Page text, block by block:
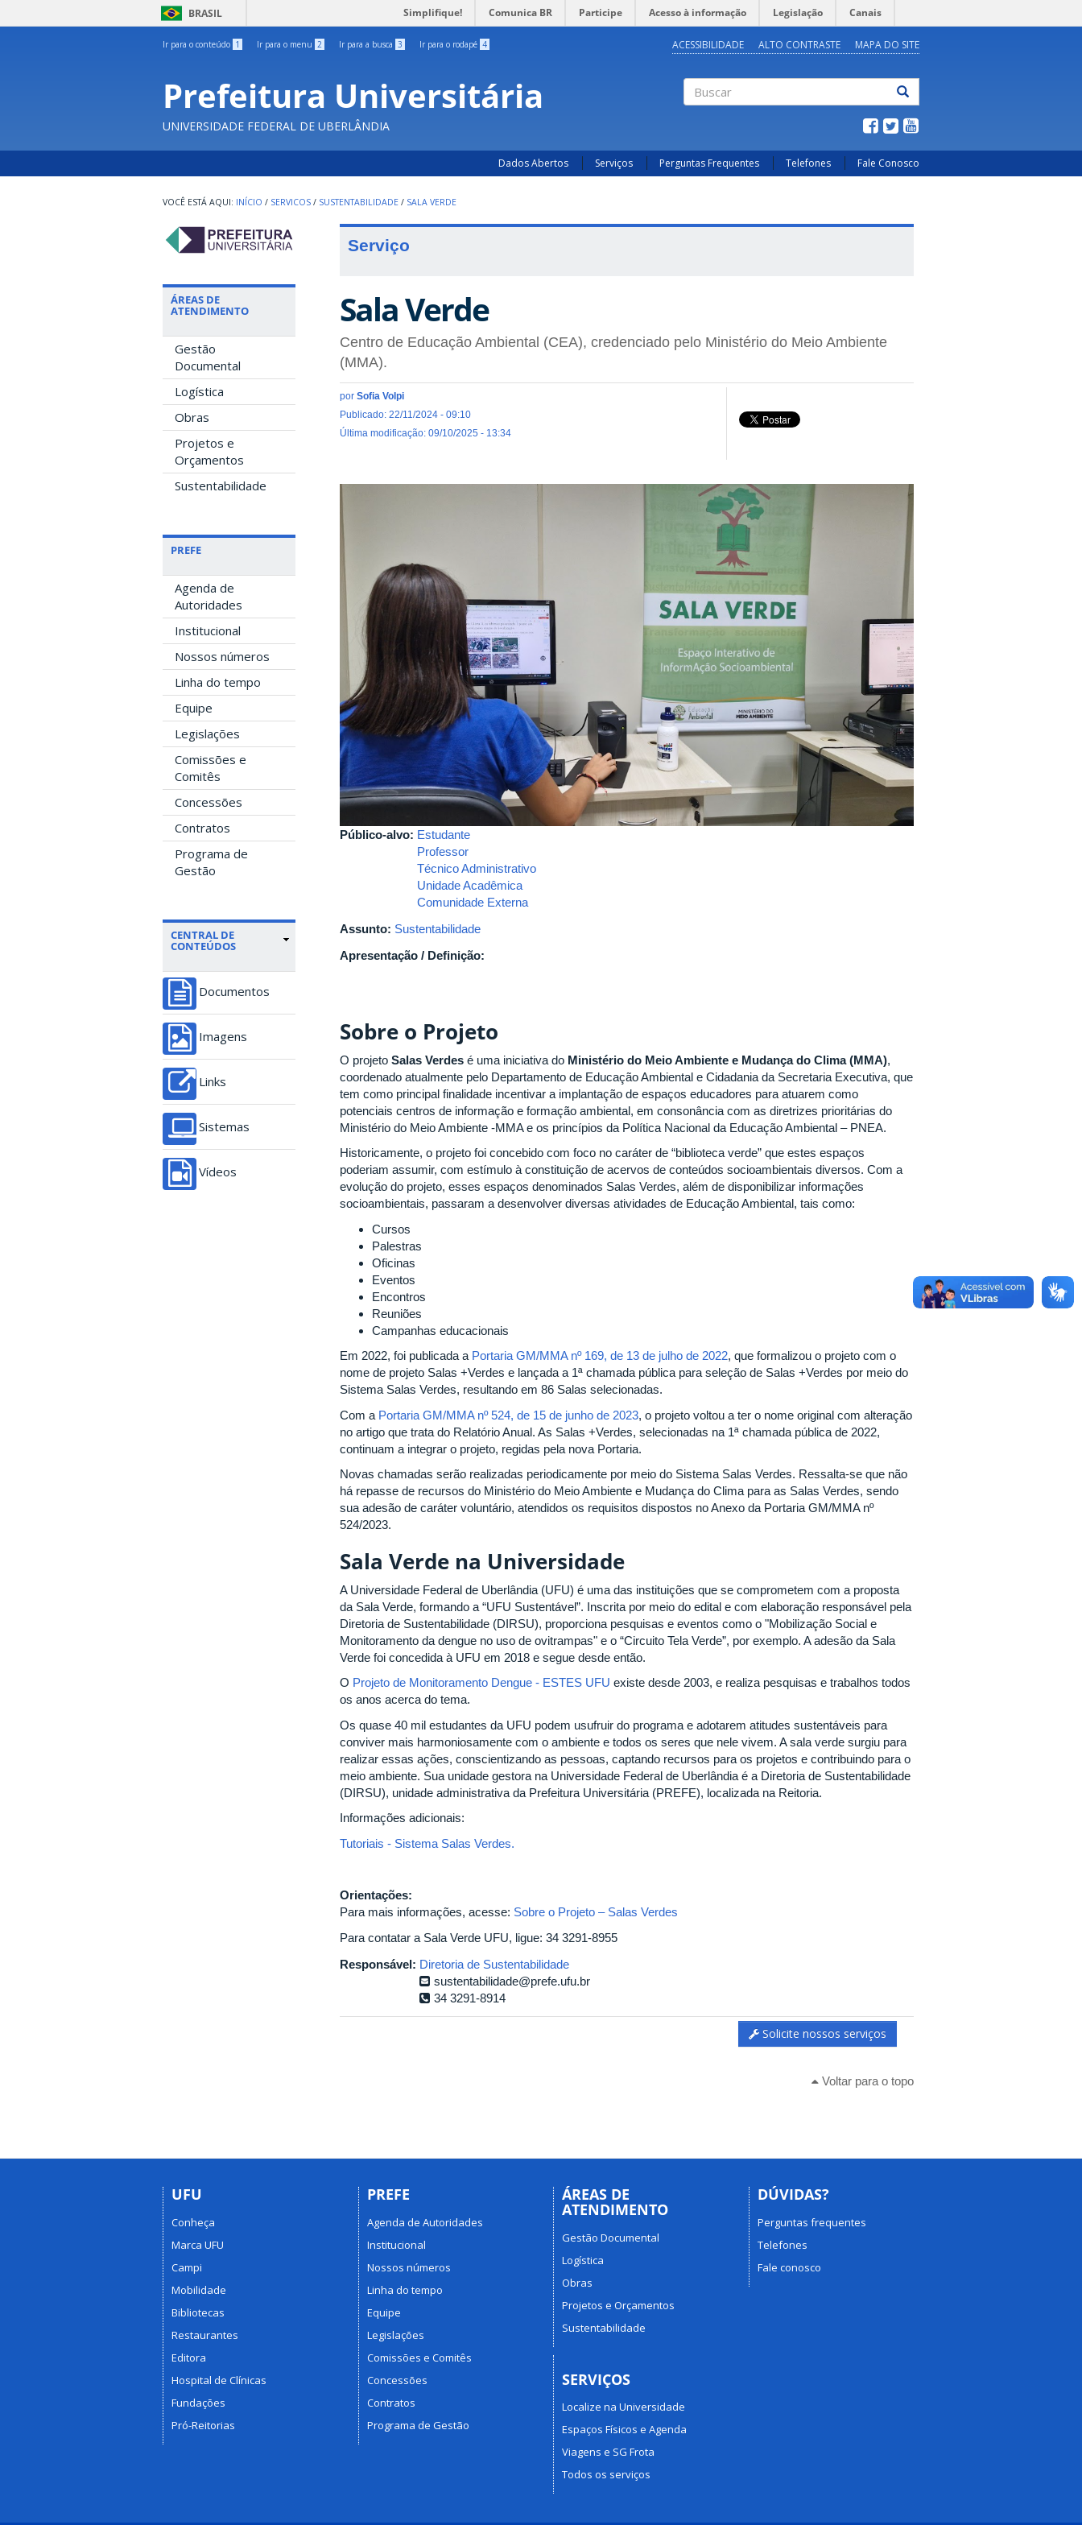
BRASIL Simplifique! Comunica BR Participe Acesso à informação Legislação Canais
Ir para o conteúdo 1 Ir para o menu 2 Ir para a busca 3 Ir para o rodapé 4 ACESSIBILIDADE ALTO CONTRASTE MAPA DO SITE
Prefeitura Universitária
UNIVERSIDADE FEDERAL DE UBERLÂNDIA
Dados Abertos Serviços Perguntas Frequentes Telefones Fale Conosco
INÍCIO / SERVICOS / SUSTENTABILIDADE / SALA VERDE
ÁREAS DE
ATENDIMENTO
Gestão
Documental
Logística
Obras
Projetos e
Orçamentos
Sustentabilidade
PREFE
Agenda de
Autoridades
Institucional
Nossos números
Linha do tempo
Equipe
Legislações
Comissões e
Comitês
Concessões
Contratos
Programa de
Gestão
CENTRAL DE
CONTEÚDOS
Documentos
Imagens
Links
Sistemas
Vídeos
Serviço
Sala Verde
Centro de Educação Ambiental (CEA), credenciado pelo Ministério do Meio Ambiente
(MMA).
por Sofia Volpi
Publicado: 22/11/2024 - 09:10
Última modificação: 09/10/2025 - 13:34
Público-alvo: Estudante
Professor
Técnico Administrativo
Unidade Acadêmica
Comunidade Externa
Assunto: Sustentabilidade
Apresentação / Definição:
Sobre o Projeto
O projeto Salas Verdes é uma iniciativa do Ministério do Meio Ambiente e Mudança do Clima (MMA),
coordenado atualmente pelo Departamento de Educação Ambiental e Cidadania da Secretaria Executiva, que
tem como principal finalidade incentivar a implantação de espaços educadores para atuarem como
potenciais centros de informação e formação ambiental, em consonância com as diretrizes prioritárias do
Ministério do Meio Ambiente -MMA e os princípios da Política Nacional da Educação Ambiental – PNEA.
Historicamente, o projeto foi concebido com foco no caráter de “biblioteca verde” que estes espaços
poderiam assumir, com estímulo à constituição de acervos de conteúdos socioambientais diversos. Com a
evolução do projeto, esses espaços denominados Salas Verdes, além de disponibilizar informações
socioambientais, passaram a desenvolver diversas atividades de Educação Ambiental, tais como:
Cursos
Palestras
Oficinas
Eventos
Encontros
Reuniões
Campanhas educacionais
Em 2022, foi publicada a Portaria GM/MMA nº 169, de 13 de julho de 2022, que formalizou o projeto com o
nome de projeto Salas +Verdes e lançada a 1ª chamada pública para seleção de Salas +Verdes por meio do
Sistema Salas Verdes, resultando em 86 Salas selecionadas.
Com a Portaria GM/MMA nº 524, de 15 de junho de 2023, o projeto voltou a ter o nome original com alteração
no artigo que trata do Relatório Anual. As Salas +Verdes, selecionadas na 1ª chamada pública de 2022,
continuam a integrar o projeto, regidas pela nova Portaria.
Novas chamadas serão realizadas periodicamente por meio do Sistema Salas Verdes. Ressalta-se que não
há repasse de recursos do Ministério do Meio Ambiente e Mudança do Clima para as Salas Verdes, sendo
sua adesão de caráter voluntário, atendidos os requisitos dispostos no Anexo da Portaria GM/MMA nº
524/2023.
Sala Verde na Universidade
A Universidade Federal de Uberlândia (UFU) é uma das instituições que se comprometem com a proposta
da Sala Verde, formando a “UFU Sustentável”. Inscrita por meio do edital e com elaboração responsável pela
Diretoria de Sustentabilidade (DIRSU), proporciona pesquisas e eventos como o "Mobilização Social e
Monitoramento da dengue no uso de ovitrampas" e o “Circuito Tela Verde”, por exemplo. A adesão da Sala
Verde foi concedida à UFU em 2018 e segue desde então.
O Projeto de Monitoramento Dengue - ESTES UFU existe desde 2003, e realiza pesquisas e trabalhos todos
os anos acerca do tema.
Os quase 40 mil estudantes da UFU podem usufruir do programa e adotarem atitudes sustentáveis para
conviver mais harmoniosamente com o ambiente e todos os seres que nele vivem. A sala verde surgiu para
realizar essas ações, conscientizando as pessoas, captando recursos para os projetos e contribuindo para o
meio ambiente. Sua unidade gestora na Universidade Federal de Uberlândia é a Diretoria de Sustentabilidade
(DIRSU), unidade administrativa da Prefeitura Universitária (PREFE), localizada na Reitoria.
Informações adicionais:
Tutoriais - Sistema Salas Verdes.
Orientações:
Para mais informações, acesse: Sobre o Projeto – Salas Verdes
Para contatar a Sala Verde UFU, ligue: 34 3291-8955
Responsável: Diretoria de Sustentabilidade
sustentabilidade@prefe.ufu.br
34 3291-8914
Solicite nossos serviços
Voltar para o topo
UFU
Conheça
Marca UFU
Campi
Mobilidade
Bibliotecas
Restaurantes
Editora
Hospital de Clínicas
Fundações
Pró-Reitorias
PREFE
Agenda de Autoridades
Institucional
Nossos números
Linha do tempo
Equipe
Legislações
Comissões e Comitês
Concessões
Contratos
Programa de Gestão
ÁREAS DE
ATENDIMENTO
Gestão Documental
Logística
Obras
Projetos e Orçamentos
Sustentabilidade
SERVIÇOS
Localize na Universidade
Espaços Físicos e Agenda
Viagens e SG Frota
Todos os serviços
DÚVIDAS?
Perguntas frequentes
Telefones
Fale conosco